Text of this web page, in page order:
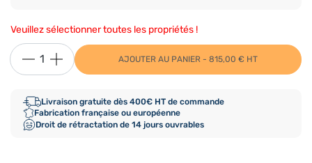
Veuillez sélectionner toutes les propriétés !
AJOUTER AU PANIER - 815,00 € HT
Livraison gratuite dès 400€ HT de commande
Fabrication française ou européenne
Droit de rétractation de 14 jours ouvrables